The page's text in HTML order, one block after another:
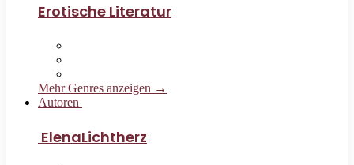
Erotische Literatur
Mehr Genres anzeigen →
Autoren
ElenaLichtherz